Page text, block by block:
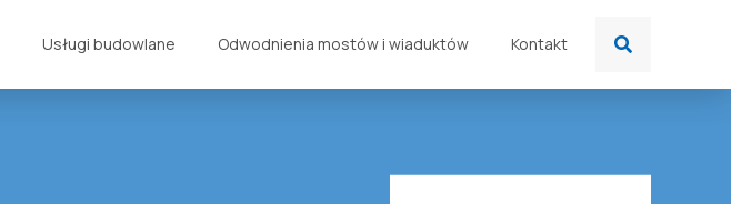
Usługi budowlane Odwodnienia mostów i wiaduktów Kontakt